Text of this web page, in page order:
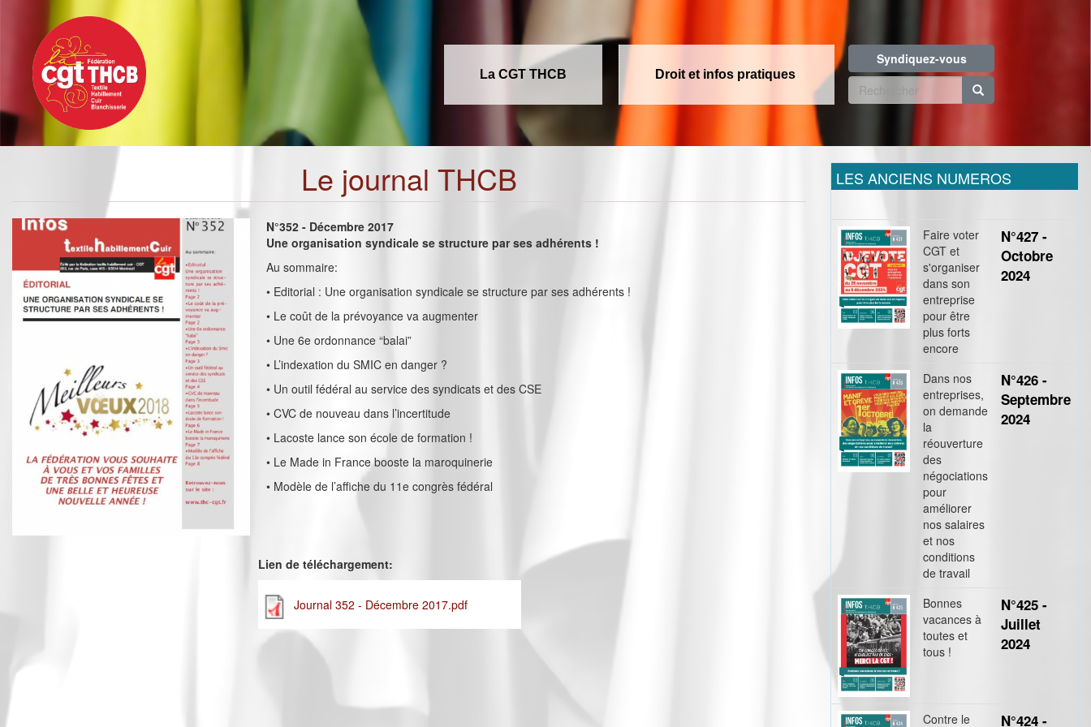
contenu
principal
La CGT THCB Droit et infos pratiques
Syndiquez-vous
Formulaire
recherche
Le journal THCB
N°352 - Décembre 2017
Une organisation syndicale se structure par ses adhérents !
Au sommaire:
• Editorial : Une organisation syndicale se structure par ses adhérents !
• Le coût de la prévoyance va augmenter
• Une 6e ordonnance “balai”
• L’indexation du SMIC en danger ?
• Un outil fédéral au service des syndicats et des CSE
• CVC de nouveau dans l’incertitude
• Lacoste lance son école de formation !
• Le Made in France booste la maroquinerie
• Modèle de l’affiche du 11e congrès fédéral
Lien de téléchargement:
Journal 352 - Décembre 2017.pdf
LES ANCIENS NUMEROS
Faire voter
CGT et
s'organiser
dans son
entreprise
pour être
plus forts
encore
N°427 -
Octobre
2024
Dans nos
entreprises,
on demande
la
réouverture
des
négociations
pour
améliorer
nos salaires
et nos
conditions
de travail
N°426 -
Septembre
2024
Bonnes
vacances à
toutes et
tous !
N°425 -
Juillet
2024
Contre le N°424 -